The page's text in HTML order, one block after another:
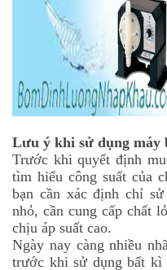
Lưu ý khi sử dụng máy
Trước khi quyết định
tìm hiểu công suất của
bạn cần xác định chỉ
nhỏ, cần cung cấp chất
chịu áp suất cao.
Ngày nay càng nhiều
trước khi sử dụng bất kì